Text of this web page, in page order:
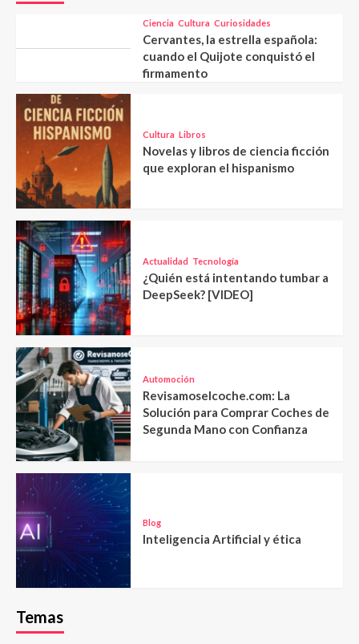
Ciencia Cultura Curiosidades
Cervantes, la estrella española:
cuando el Quijote conquistó el
firmamento
Cultura Libros
Novelas y libros de ciencia ficción
que exploran el hispanismo
Actualidad Tecnología
¿Quién está intentando tumbar a
DeepSeek? [VIDEO]
Automoción
Revisamoselcoche.com: La
Solución para Comprar Coches de
Segunda Mano con Confianza
Blog
Inteligencia Artificial y ética
Temas